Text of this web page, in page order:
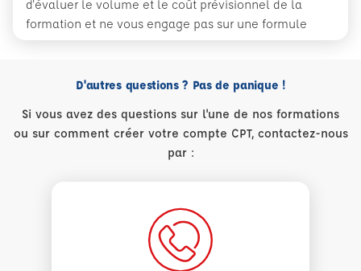
d'évaluer le volume et le coût prévisionnel de la
formation et ne vous engage pas sur une formule
D'autres questions ? Pas de panique !
Si vous avez des questions sur l'une de nos formations
ou sur comment créer votre compte CPT, contactez-nous
par :